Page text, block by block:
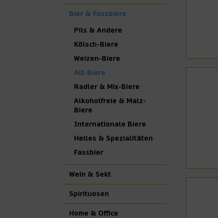
Bier & Fassbiere
Pils & Andere
Kölsch-Biere
Weizen-Biere
Alt-Biere
Radler & Mix-Biere
Alkoholfreie & Malz-
Biere
Internationale Biere
Helles & Spezialitäten
Fassbier
Wein & Sekt
Spirituosen
Home & Office